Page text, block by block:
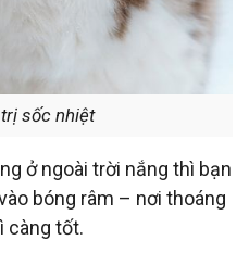
sốc nhiệt
ở ngoài trời nắng thì bạn
bóng râm – nơi thoáng
càng tốt.